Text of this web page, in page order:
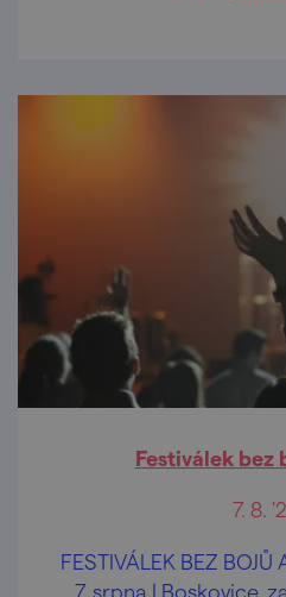
Festiválek bez
7. 8.
FESTIVÁLEK BEZ BOJŮ A
7. srpna | Boskovice, za